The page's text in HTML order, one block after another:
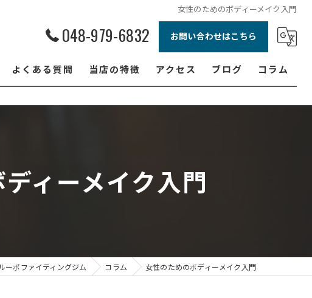
女性のためのボディーメイク入門
048-979-6832 お問い合わせはこちら
よくある質問 当店の特徴
ボクシング
フィットネス
アクセス ブログ コラム
ィーメイク入門
ーポファイティングジム コラム 女性のためのボディーメイク入門